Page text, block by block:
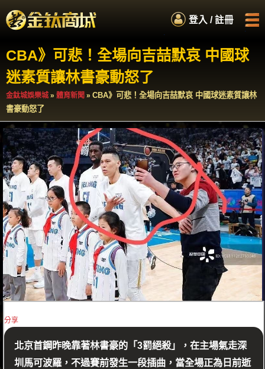
登入 / 註冊
.
.
.
.
首頁 娛樂城商城
如何累積紅利
CBA》可悲！全場向吉喆默哀 中國球
迷素質讓林書豪動怒了
金鈦城娛樂城 » 體育新聞 » CBA》可悲！全場向吉喆默哀 中國球迷素質讓林
書豪動怒了
分享
北京首鋼昨晚靠著林書豪的「3罰絕殺」，在主場氣走深
圳馬可波羅，不過賽前發生一段插曲，當全場正為日前逝